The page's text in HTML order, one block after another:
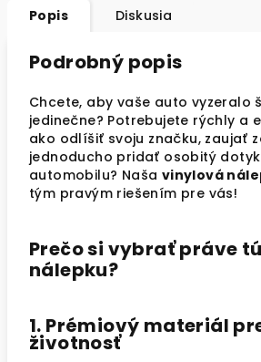
Popis Diskusia
Podrobný popis
Chcete, aby vaše auto vyzeralo
jedinečne? Potrebujete rýchly a
ako odlíšiť svoju značku, zaujať
jednoducho pridať osobitý
automobilu? Naša vinylová
tým pravým riešením pre vás!
Prečo si vybrať práve
nálepku?
1. Prémiový materiál
životnosť